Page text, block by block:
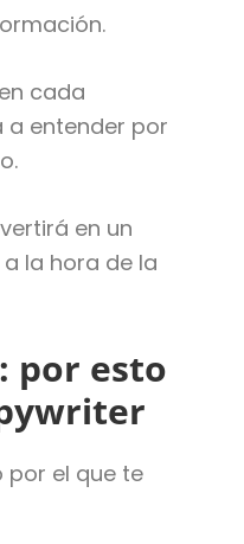
cada
entender por
en un
la hora de la
por esto
por el que te